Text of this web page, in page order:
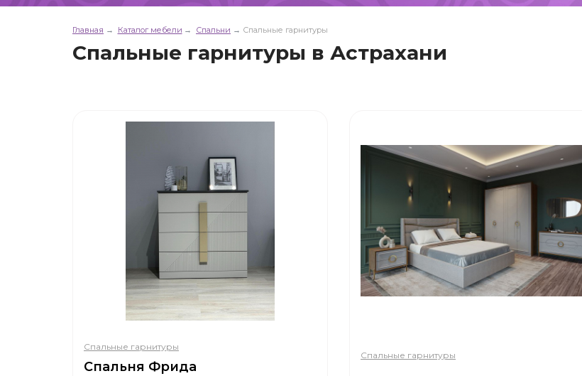
Главная Каталог мебели Спальни Спальные гарнитуры
Спальные гарнитуры в Астрахани
Спальные гарнитуры
Спальня Фрида
Спальные гарнитуры